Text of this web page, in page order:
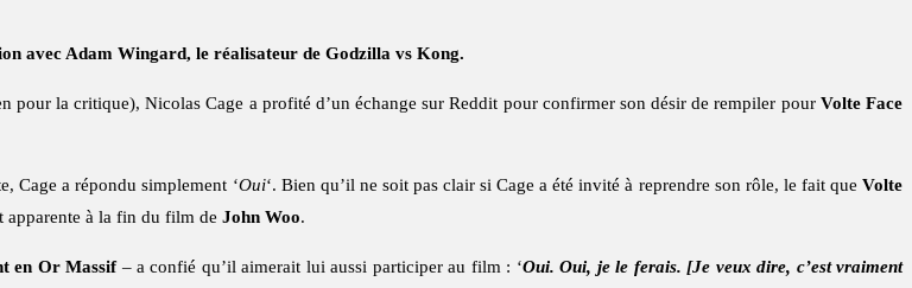
avec Adam Wingard, le réalisateur de Godzilla vs Kong.
pour la critique), Nicolas Cage a profité d’un échange sur Reddit pour confirmer son désir de rempiler pour Volte Face
Cage a répondu simplement ‘Oui‘. Bien qu’il ne soit pas clair si Cage a été invité à reprendre son rôle, le fait queVolte
apparente à la fin du film de John Woo.
en Or Massif– a confié qu’il aimerait lui aussi participer au film : ‘Oui. Oui, je le ferais. [Je veux dire, c’est vraiment